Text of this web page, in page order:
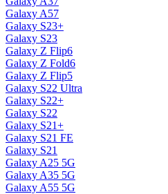
Galaxy A57
Galaxy S23+
Galaxy S23
Galaxy Z Flip6
Galaxy Z Fold6
Galaxy Z Flip5
Galaxy S22 Ultra
Galaxy S22+
Galaxy S22
Galaxy S21+
Galaxy S21 FE
Galaxy S21
Galaxy A25 5G
Galaxy A35 5G
Galaxy A55 5G